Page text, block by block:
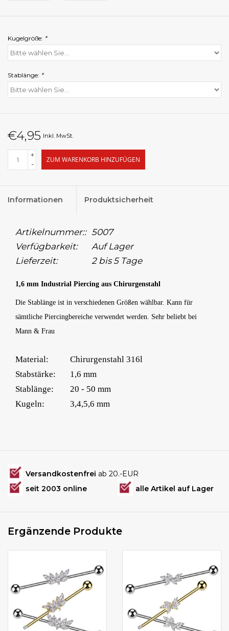
Kugelgröße: *
Stablänge: *
€4,95 Inkl. MwSt.
+
-
ZUM WARENKORB HINZUFÜGEN
Informationen Produktsicherheit
Artikelnummer:: 5007
Verfügbarkeit:
Auf Lager
Lieferzeit:
2 bis 5 Tage
1,6 mm Industrial Piercing aus Chirurgenstahl
Die Stablänge ist in verschiedenen Größen wählbar. Kann für
sämtliche Piercingbereiche verwendet werden. Sehr beliebt bei
Mann & Frau
Material:
Chirurgenstahl 316l
Stabstärke:
1,6 mm
Stablänge:
20 - 50 mm
Kugeln:
3,4,5,6 mm
Versandkostenfrei ab 20.-EUR
seit 2003 online
alle Artikel auf Lager
Ergänzende Produkte